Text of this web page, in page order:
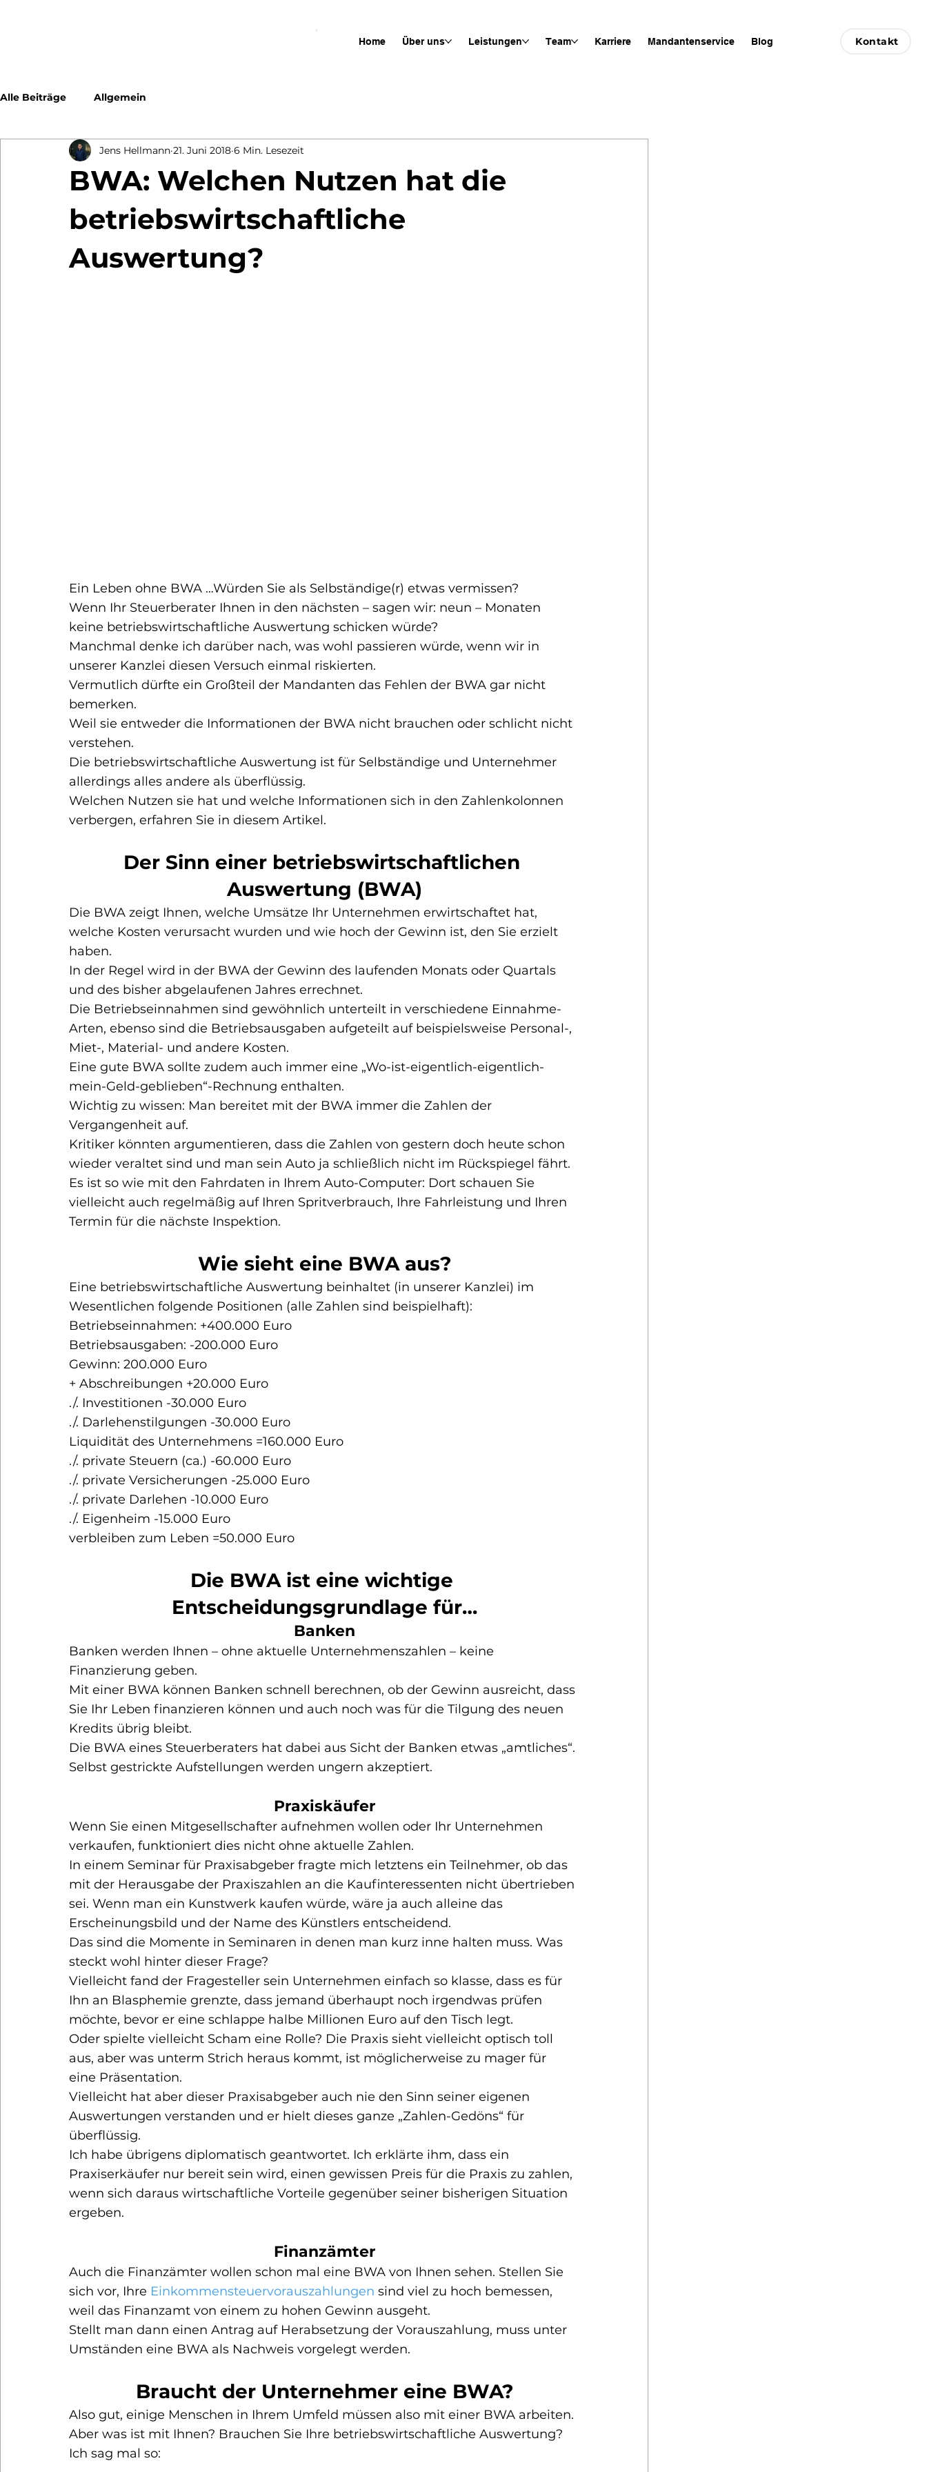
Home Über uns Leistungen Team Karriere Mandantenservice Blog Kontakt
Alle Beiträge Allgemein
BWA: Welchen Nutzen hat die
betriebswirtschaftliche
Auswertung?
Jens Hellmann 21. Juni 2018 6 Min. Lesezeit
Ein Leben ohne BWA …Würden Sie als Selbständige(r) etwas vermissen?
Wenn Ihr Steuerberater Ihnen in den nächsten – sagen wir: neun – Monaten
keine betriebswirtschaftliche Auswertung schicken würde?
Manchmal denke ich darüber nach, was wohl passieren würde, wenn wir in
unserer Kanzlei diesen Versuch einmal riskierten.
Vermutlich dürfte ein Großteil der Mandanten das Fehlen der BWA gar nicht
bemerken.
Weil sie entweder die Informationen der BWA nicht brauchen oder schlicht nicht
verstehen.
Die betriebswirtschaftliche Auswertung ist für Selbständige und Unternehmer
allerdings alles andere als überflüssig.
Welchen Nutzen sie hat und welche Informationen sich in den Zahlenkolonnen
verbergen, erfahren Sie in diesem Artikel.
Der Sinn einer betriebswirtschaftlichen
Auswertung (BWA)
Die BWA zeigt Ihnen, welche Umsätze Ihr Unternehmen erwirtschaftet hat,
welche Kosten verursacht wurden und wie hoch der Gewinn ist, den Sie erzielt
haben.
In der Regel wird in der BWA der Gewinn des laufenden Monats oder Quartals
und des bisher abgelaufenen Jahres errechnet.
Die Betriebseinnahmen sind gewöhnlich unterteilt in verschiedene Einnahme-
Arten, ebenso sind die Betriebsausgaben aufgeteilt auf beispielsweise Personal-,
Miet-, Material- und andere Kosten.
Eine gute BWA sollte zudem auch immer eine „Wo-ist-eigentlich-eigentlich-
mein-Geld-geblieben“-Rechnung enthalten.
Wichtig zu wissen: Man bereitet mit der BWA immer die Zahlen der
Vergangenheit auf.
Kritiker könnten argumentieren, dass die Zahlen von gestern doch heute schon
wieder veraltet sind und man sein Auto ja schließlich nicht im Rückspiegel fährt.
Es ist so wie mit den Fahrdaten in Ihrem Auto-Computer: Dort schauen Sie
vielleicht auch regelmäßig auf Ihren Spritverbrauch, Ihre Fahrleistung und Ihren
Termin für die nächste Inspektion.
Wie sieht eine BWA aus?
Eine betriebswirtschaftliche Auswertung beinhaltet (in unserer Kanzlei) im
Wesentlichen folgende Positionen (alle Zahlen sind beispielhaft):
Betriebseinnahmen: +400.000 Euro
Betriebsausgaben: -200.000 Euro
Gewinn: 200.000 Euro
+ Abschreibungen +20.000 Euro
./. Investitionen -30.000 Euro
./. Darlehenstilgungen -30.000 Euro
Liquidität des Unternehmens =160.000 Euro
./. private Steuern (ca.) -60.000 Euro
./. private Versicherungen -25.000 Euro
./. private Darlehen -10.000 Euro
./. Eigenheim -15.000 Euro
verbleiben zum Leben =50.000 Euro
Die BWA ist eine wichtige
Entscheidungsgrundlage für…
Banken
Banken werden Ihnen – ohne aktuelle Unternehmenszahlen – keine
Finanzierung geben.
Mit einer BWA können Banken schnell berechnen, ob der Gewinn ausreicht, dass
Sie Ihr Leben finanzieren können und auch noch was für die Tilgung des neuen
Kredits übrig bleibt.
Die BWA eines Steuerberaters hat dabei aus Sicht der Banken etwas „amtliches“.
Selbst gestrickte Aufstellungen werden ungern akzeptiert.
Praxiskäufer
Wenn Sie einen Mitgesellschafter aufnehmen wollen oder Ihr Unternehmen
verkaufen, funktioniert dies nicht ohne aktuelle Zahlen.
In einem Seminar für Praxisabgeber fragte mich letztens ein Teilnehmer, ob das
mit der Herausgabe der Praxiszahlen an die Kaufinteressenten nicht übertrieben
sei. Wenn man ein Kunstwerk kaufen würde, wäre ja auch alleine das
Erscheinungsbild und der Name des Künstlers entscheidend.
Das sind die Momente in Seminaren in denen man kurz inne halten muss. Was
steckt wohl hinter dieser Frage?
Vielleicht fand der Fragesteller sein Unternehmen einfach so klasse, dass es für
Ihn an Blasphemie grenzte, dass jemand überhaupt noch irgendwas prüfen
möchte, bevor er eine schlappe halbe Millionen Euro auf den Tisch legt.
Oder spielte vielleicht Scham eine Rolle? Die Praxis sieht vielleicht optisch toll
aus, aber was unterm Strich heraus kommt, ist möglicherweise zu mager für
eine Präsentation.
Vielleicht hat aber dieser Praxisabgeber auch nie den Sinn seiner eigenen
Auswertungen verstanden und er hielt dieses ganze „Zahlen-Gedöns“ für
überflüssig.
Ich habe übrigens diplomatisch geantwortet. Ich erklärte ihm, dass ein
Praxiserkäufer nur bereit sein wird, einen gewissen Preis für die Praxis zu zahlen,
wenn sich daraus wirtschaftliche Vorteile gegenüber seiner bisherigen Situation
ergeben.
Finanzämter
Auch die Finanzämter wollen schon mal eine BWA von Ihnen sehen. Stellen Sie
sich vor, Ihre Einkommensteuervorauszahlungen sind viel zu hoch bemessen,
weil das Finanzamt von einem zu hohen Gewinn ausgeht.
Stellt man dann einen Antrag auf Herabsetzung der Vorauszahlung, muss unter
Umständen eine BWA als Nachweis vorgelegt werden.
Braucht der Unternehmer eine BWA?
Also gut, einige Menschen in Ihrem Umfeld müssen also mit einer BWA arbeiten.
Aber was ist mit Ihnen? Brauchen Sie Ihre betriebswirtschaftliche Auswertung?
Ich sag mal so: